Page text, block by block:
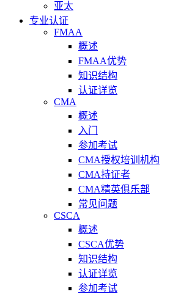
亚太
专业认证
FMAA
概述
FMAA优势
知识结构
认证详览
CMA
概述
入门
参加考试
CMA授权培训机构
CMA持证者
CMA精英俱乐部
常见问题
CSCA
概述
CSCA优势
知识结构
认证详览
参加考试